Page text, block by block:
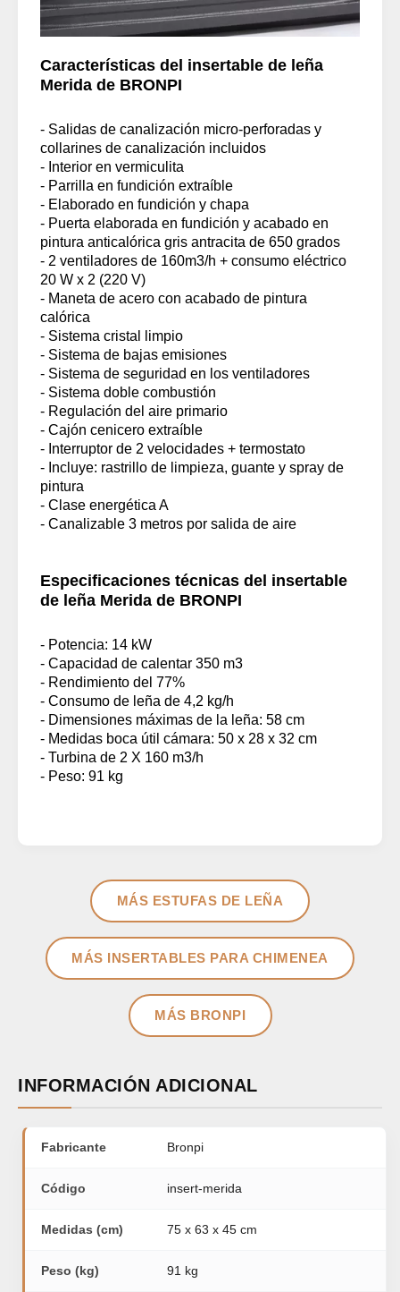
Características del insertable de leña
Merida de BRONPI
- Salidas de canalización micro-perforadas y
collarines de canalización incluidos
- Interior en vermiculita
- Parrilla en fundición extraíble
- Elaborado en fundición y chapa
- Puerta elaborada en fundición y acabado en
pintura anticalórica gris antracita de 650 grados
- 2 ventiladores de 160m3/h + consumo eléctrico
20 W x 2 (220 V)
- Maneta de acero con acabado de pintura
calórica
- Sistema cristal limpio
- Sistema de bajas emisiones
- Sistema de seguridad en los ventiladores
- Sistema doble combustión
- Regulación del aire primario
- Cajón cenicero extraíble
- Interruptor de 2 velocidades + termostato
- Incluye: rastrillo de limpieza, guante y spray de
pintura
- Clase energética A
- Canalizable 3 metros por salida de aire
Especificaciones técnicas del insertable
de leña Merida de BRONPI
- Potencia: 14 kW
- Capacidad de calentar 350 m3
- Rendimiento del 77%
- Consumo de leña de 4,2 kg/h
- Dimensiones máximas de la leña: 58 cm
- Medidas boca útil cámara: 50 x 28 x 32 cm
- Turbina de 2 X 160 m3/h
- Peso: 91 kg
MÁS ESTUFAS DE LEÑA
MÁS INSERTABLES PARA CHIMENEA
MÁS BRONPI
INFORMACIÓN ADICIONAL
Fabricante Bronpi
Código insert-merida
Medidas (cm) 75 x 63 x 45 cm
Peso (kg) 91 kg